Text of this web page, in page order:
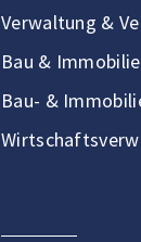
Verwaltung &
Bau &
Bau- &